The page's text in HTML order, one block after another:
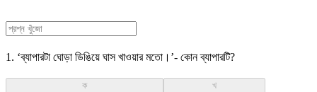
1. ‘ব্যাপারটা ঘোড়া ডিঙিয়ে ঘাস খাওয়ার মতো।’- কোন ব্যাপারটি?
ক খ